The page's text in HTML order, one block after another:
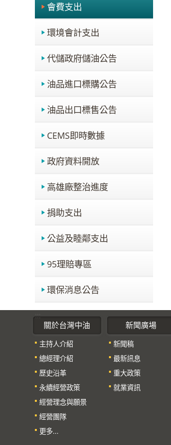
會費支出
環境會計支出
代儲政府儲油公告
油品進口標購公告
油品出口標售公告
CEMS即時數據
政府資料開放
高雄廠整治進度
捐助支出
公益及睦鄰支出
95理賠專區
環保消息公告
:::
關於台灣中油
主持人介紹
總經理介紹
歷史沿革
永續經營政策
經營理念與願景
經營團隊
更多...
新聞廣場
新聞稿
最新訊息
重大政策
就業資訊